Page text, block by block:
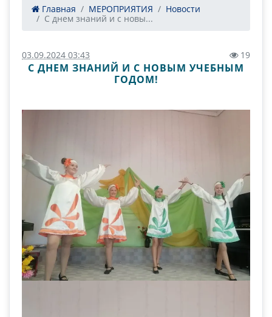
Главная МЕРОПРИЯТИЯ
Новости
С днем знаний и с новы...
03.09.2024 03:43 19
С ДНЕМ ЗНАНИЙ И С НОВЫМ УЧЕБНЫМ
ГОДОМ!